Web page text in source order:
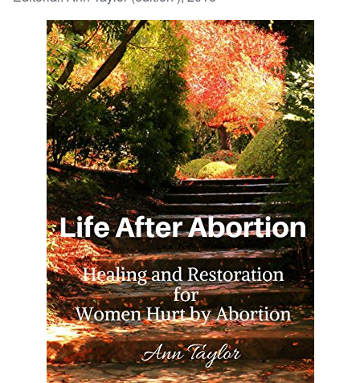
Libros antiguos
Arte y coleccionismo
Vendedores
Comenzar a vender
CERRAR